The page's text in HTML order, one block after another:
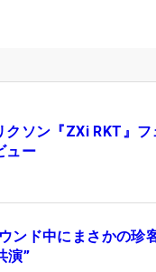
クソン『ZXi RKT』フ
ュー
ンド中にまさかの珍
演”